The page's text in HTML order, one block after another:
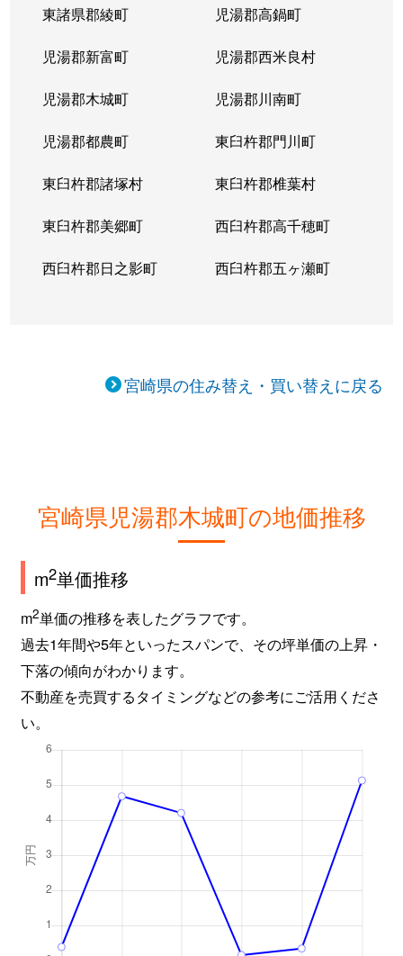
東諸県郡綾町 児湯郡高鍋町
児湯郡新富町 児湯郡西米良村
児湯郡木城町 児湯郡川南町
児湯郡都農町 東臼杵郡門川町
東臼杵郡諸塚村 東臼杵郡椎葉村
東臼杵郡美郷町 西臼杵郡高千穂町
西臼杵郡日之影町 西臼杵郡五ヶ瀬町
宮崎県の住み替え・買い替えに戻る
宮崎県児湯郡木城町の地価推移
m2単価推移
m2単価の推移を表したグラフです。
過去1年間や5年といったスパンで、その坪単価の上昇・
下落の傾向がわかります。
不動産を売買するタイミングなどの参考にご活用くださ
い。